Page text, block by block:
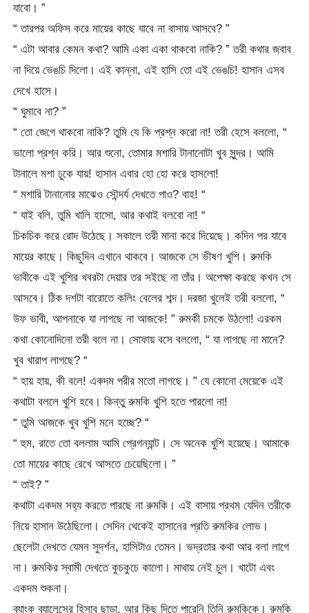
যাবো। ”
“ তারপর অফিস করে মায়ের কাছে যাবে না বাসায় আসবে? ”
“ এটা আবার কেমন কথা? আমি একা একা থাকবো নাকি? ” তরী কথার জবাব
না দিয়ে ভেঙচি দিলো। এই কান্না, এই হাসি তো এই ভেঙচি! হাসান এসব
দেখে হাসে।
“ ঘুমাবে না? ”
“ তো জেগে থাকবো নাকি? তুমি যে কি প্রশ্ন করো না! তরী হেসে বললো, “
ভালো প্রশ্ন করি। আর শুনো, তোমার মশারি টানানোটা খুব সুন্দর। আমি
টানালে মশা ঢুকে যায়! হাসান এবার হো হো করে হাসলো!
“ মশারি টানানোর মাঝেও সৌন্দর্য দেখতে পাও? বাহ! “
“ যাই বলি, তুমি খালি হাসো, আর কথাই বলবো না! “
চিকচিক করে রোদ উঠেছে। সকালে তরী মানা করে দিয়েছে। কদিন পর যাবে
মায়ের কাছে। কিছুদিন এখানে থাকবে। আজকে সে ভীষণ খুশি। রুমকি
ভাবীকে এই খুশির খবরটা দেয়ার তর সইছে না তাঁর। অপেক্ষা করছে কখন সে
আসবে। ঠিক দশটা বারোতে কলিং বেলের শব্দ। দরজা খুলেই তরী বললো, “
উফ ভাবী, আপনাকে যা লাগছে না আজকে! ” রুমকী চমকে উঠলো! এরকম
কথা কোনোদিনো তরী বলে না। সোফায় বসে বললো, “ যা লাগছে না মানে?
খুব খারাপ লাগছে? “
“ হায় হায়, কী বলে! একদম পরীর মতো লাগছে। ” যে কোনো মেয়েকে এই
কথাটা বললে খুশি হবে। কিন্তু রুমকি খুশি হতে পারলো না!
“ তুমি আজকে খুব খুশি মনে হচ্ছে? “
“ হুম, রাতে তো বললাম আমি প্রেগন্যান্ট। সে অনেক খুশি হয়েছে। আমাকে
তো মায়ের কাছে রেখে আসতে চেয়েছিলো। ”
“ তাই? ”
কথাটা একদম সহ্য করতে পারছে না রুমকি। এই বাসায় প্রথম যেদিন তরীকে
নিয়ে হাসান উঠেছিলো। সেদিন থেকেই হাসানের প্রতি রুমকির লোভ।
ছেলেটা দেখতে যেমন সুদর্শন, হাসিটাও তেমন। ভদ্রতার কথা আর বলা লাগে
না। রুমকির স্বামী দেখতে কুচকুচে কালো। মাথায় নেই চুল। খাটো এবং
একদম শুকনা।
ব্যাংক ব্যালেন্সের হিসাব ছাড়া, আর কিছু দিতে পারেনি তিনি রুমকিকে। রুমকি